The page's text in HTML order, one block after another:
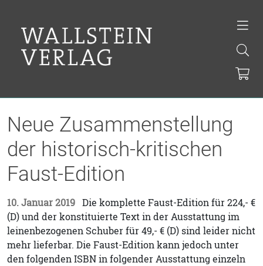
Neue Zusammenstellung
der historisch-kritischen
Faust-Edition
10. Januar 2019 Die komplette Faust-Edition für 224,- €
(D) und der konstituierte Text in der Ausstattung im
leinenbezogenen Schuber für 49,- € (D) sind leider nicht
mehr lieferbar. Die Faust-Edition kann jedoch unter
den folgenden ISBN in folgender Ausstattung einzeln